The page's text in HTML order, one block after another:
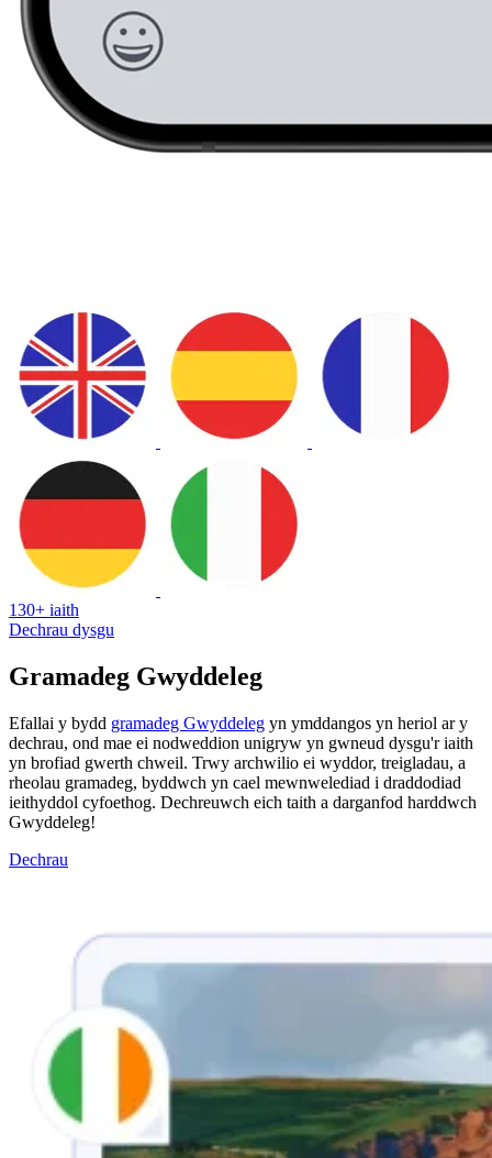
130+ iaith
Dechrau dysgu
Gramadeg Gwyddeleg
Efallai y bydd gramadeg Gwyddeleg yn ymddangos yn heriol ar y
dechrau, ond mae ei nodweddion unigryw yn gwneud dysgu'r iaith
yn brofiad gwerth chweil. Trwy archwilio ei wyddor, treigladau, a
rheolau gramadeg, byddwch yn cael mewnwelediad i draddodiad
ieithyddol cyfoethog. Dechreuwch eich taith a darganfod harddwch
Gwyddeleg!
Dechrau